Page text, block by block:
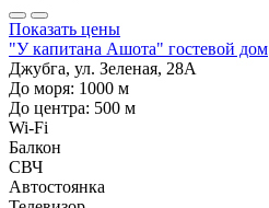
Показать цены
"У капитана Ашота" гостевой дом
Джубга, ул. Зеленая, 28А
До моря: 1000 м
До центра: 500 м
Wi-Fi
Балкон
СВЧ
Автостоянка